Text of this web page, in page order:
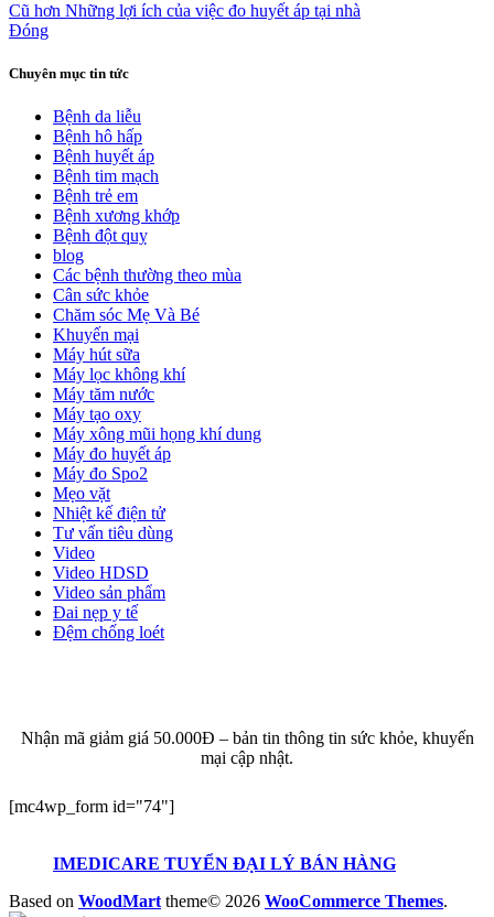
Cũ hơn Những lợi ích của việc đo huyết áp tại nhà
Đóng
Chuyên mục tin tức
Bệnh da liễu
Bệnh hô hấp
Bệnh huyết áp
Bệnh tim mạch
Bệnh trẻ em
Bệnh xương khớp
Bệnh đột quỵ
blog
Các bệnh thường theo mùa
Cân sức khỏe
Chăm sóc Mẹ Và Bé
Khuyến mại
Máy hút sữa
Máy lọc không khí
Máy tăm nước
Máy tạo oxy
Máy xông mũi họng khí dung
Máy đo huyết áp
Máy đo Spo2
Mẹo vặt
Nhiệt kế điện tử
Tư vấn tiêu dùng
Video
Video HDSD
Video sản phẩm
Đai nẹp y tế
Đệm chống loét
Nhận mã giảm giá 50.000Đ – bản tin thông tin sức khỏe, khuyến
mại cập nhật.
[mc4wp_form id="74"]
IMEDICARE TUYỂN ĐẠI LÝ BÁN HÀNG
Based on WoodMart theme© 2026 WooCommerce Themes.